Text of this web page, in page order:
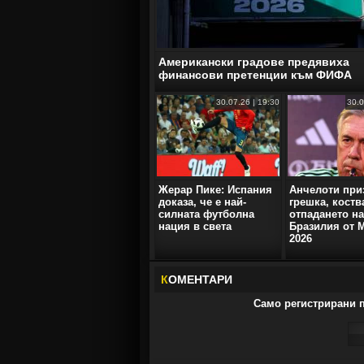
Американски градове предявиха
финансови претенции към ФИФА
30.07.26 | 19:30
Жерар Пике: Испания
доказа, че е най-
силната футболна
нация в света
Анчелоти
грешка,
отпадането на
Бразилия от
2026
КОМЕНТАРИ
Само регистрирани